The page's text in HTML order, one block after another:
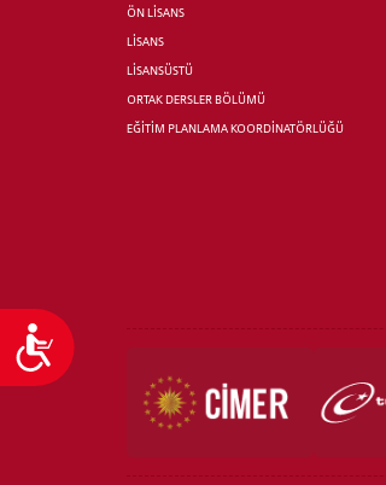
Ulaşılabilirlik
ÖN LİSANS
LİSANS
LİSANSÜSTÜ
ORTAK DERSLER BÖLÜMÜ
EĞİTİM PLANLAMA KOORDİNATÖRLÜĞÜ